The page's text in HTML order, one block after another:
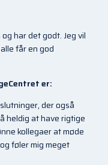
har det godt. Jeg vil
får en god
er:
der også
heldig at have rigtige
kollegaer at møde
føler mig meget